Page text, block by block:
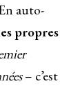
auto-
propres
– c’est